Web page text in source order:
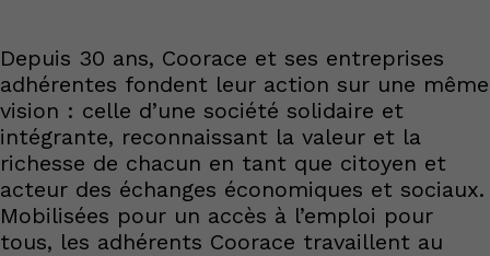
Depuis 30 ans, Coorace et ses entreprises
adhérentes fondent leur action sur une même
vision : celle d’une société solidaire et
intégrante, reconnaissant la valeur et la
richesse de chacun en tant que citoyen et
acteur des échanges économiques et sociaux.
Mobilisées pour un accès à l’emploi pour
tous, les adhérents Coorace travaillent au